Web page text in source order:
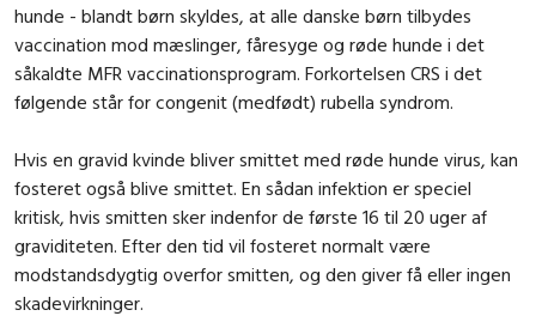
hunde - blandt børn skyldes, at alle danske børn tilbydes
vaccination mod mæslinger, fåresyge og røde hunde i det
såkaldte MFR vaccinationsprogram. Forkortelsen CRS i det
følgende står for congenit (medfødt) rubella syndrom.
Hvis en gravid kvinde bliver smittet med røde hunde virus, kan
fosteret også blive smittet. En sådan infektion er speciel
kritisk, hvis smitten sker indenfor de første 16 til 20 uger af
graviditeten. Efter den tid vil fosteret normalt være
modstandsdygtig overfor smitten, og den giver få eller ingen
skadevirkninger.